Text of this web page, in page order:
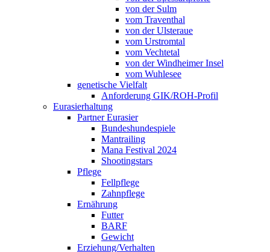
von der Sulm
vom Traventhal
von der Ulsteraue
vom Urstromtal
vom Vechtetal
von der Windheimer Insel
vom Wuhlesee
genetische Vielfalt
Anforderung GIK/ROH-Profil
Eurasierhaltung
Partner Eurasier
Bundeshundespiele
Mantrailing
Mana Festival 2024
Shootingstars
Pflege
Fellpflege
Zahnpflege
Ernährung
Futter
BARF
Gewicht
Erziehung/Verhalten